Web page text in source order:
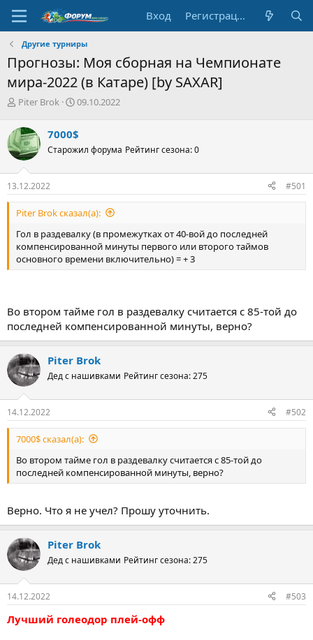
Вход Регистрация
Другие турниры
Прогнозы: Моя сборная на Чемпионате
мира-2022 (в Катаре) [by SAXAR]
А
т
о
р
т
е
м
ы
Piter Brok
Д
а
н
ч
л
а
09.10.2022
7000$
Старожил форума Рейтинг сезона: 0
13.12.2022 #501
Piter Brok сказал(а):
Гол в раздевалку (в промежутках от 40-вой до последней
компенсированной минуты первого или второго таймов
основного времени включительно) = + 3
Во втором тайме гол в раздевалку считается с 85-той до
последней компенсированной минуты, верно?
Piter Brok
Дед с нашивками Рейтинг сезона: 275
14.12.2022 #502
7000$ сказал(а):
Во втором тайме гол в раздевалку считается с 85-той до
последней компенсированной минуты, верно?
Верно. Что я не учел? Прошу уточнить.
Piter Brok
Дед с нашивками Рейтинг сезона: 275
14.12.2022 #503
Лучший голеодор плей-офф